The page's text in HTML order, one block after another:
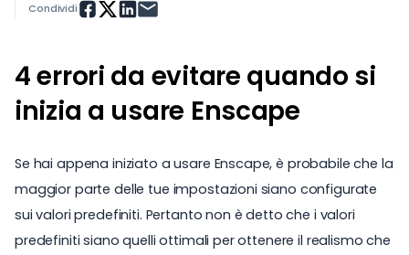
4 errori da evitare quando si
inizia a usare Enscape
Se hai appena iniziato a usare Enscape, è probabile che la
maggior parte delle tue impostazioni siano configurate
sui valori predefiniti. Pertanto non è detto che i valori
predefiniti siano quelli ottimali per ottenere il realismo che
Condividi